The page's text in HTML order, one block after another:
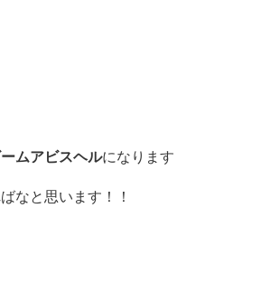
ムアビスヘルになります
なと思います！！